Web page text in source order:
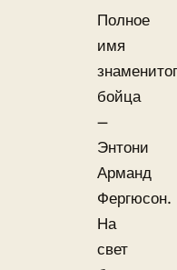
Полное
имя
бойца
—
Энтони
Арманд
Фергюсон.
На
свет